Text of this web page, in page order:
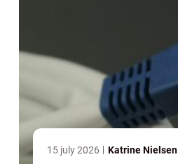
15 july 2026 Katrine Nielsen